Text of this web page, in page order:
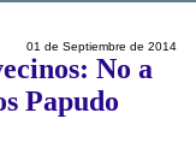
01 de Septiembre de 2014
No a
Papudo